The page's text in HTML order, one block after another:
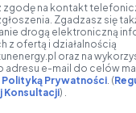
zgodę na kontakt
Zgadzasz się
drogą elektroniczną
z ofertą i działalnością
oraz na
adresu e-mail do celów
Polityką Prywatności . (
Konsultacji) .